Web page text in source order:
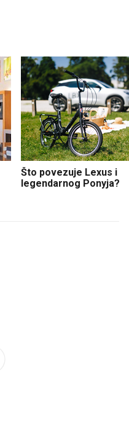
Što povezuje Lexus i
legendarnog Ponyja?